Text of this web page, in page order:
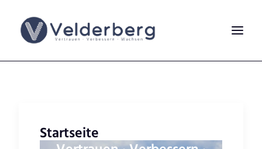
Startseite